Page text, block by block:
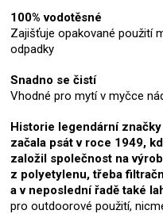
100% vodotěsné
Zajišťuje opakované použití
odpadky
Snadno se čistí
Vhodné pro mytí v myčce
Historie legendární
začala psát v roce 1949,
založil společnost na
z polyetylenu, třeba
a v neposlední řadě také
pro outdoorové použití,